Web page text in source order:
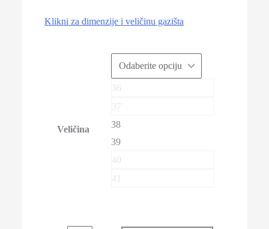
Klikni za dimenzije i veličinu gazišta
Veličina
36
37
38
39
40
41